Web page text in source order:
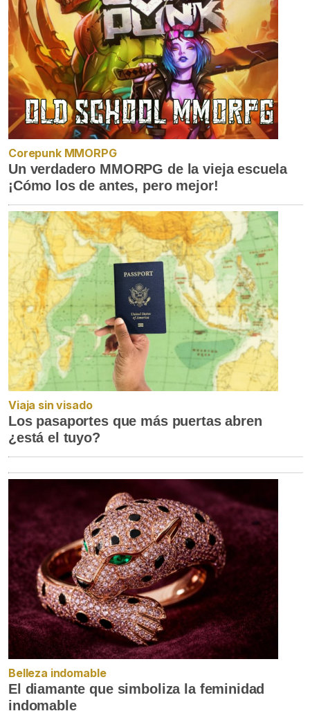
Corepunk MMORPG
Un verdadero MMORPG de la vieja escuela
¡Cómo los de antes, pero mejor!
Viaja sin visado
Los pasaportes que más puertas abren
¿está el tuyo?
Belleza indomable
El diamante que simboliza la feminidad
indomable